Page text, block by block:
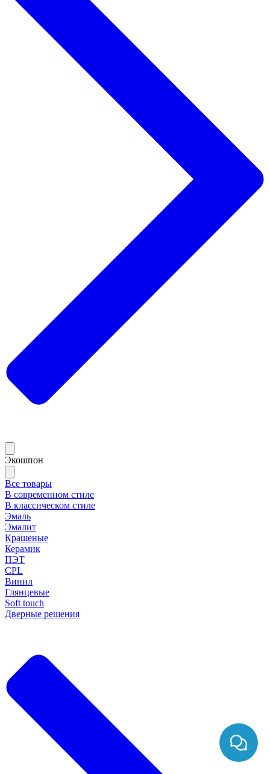
Экошпон
Все товары
В современном стиле
В классическом стиле
Эмаль
Эмалит
Крашеные
Керамик
ПЭТ
CPL
Винил
Глянцевые
Soft touch
Дверные решения